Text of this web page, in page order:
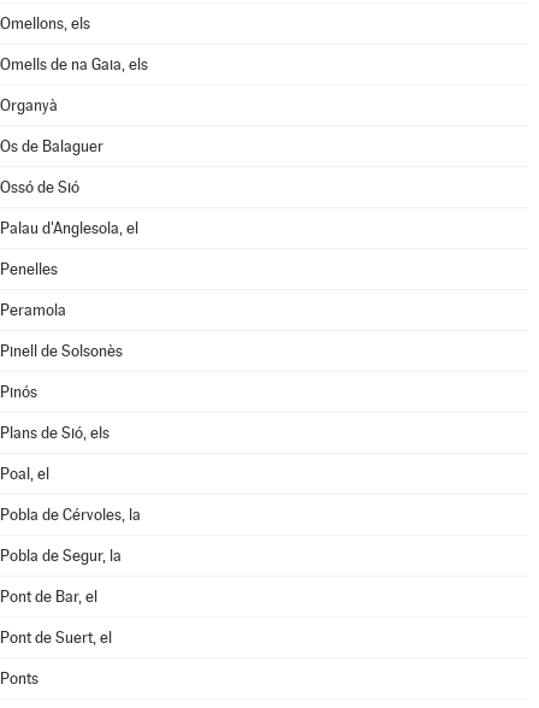
Omellons, els
Omells de na Gaia, els
Organyà
Os de Balaguer
Ossó de Sió
Palau d'Anglesola, el
Penelles
Peramola
Pinell de Solsonès
Pinós
Plans de Sió, els
Poal, el
Pobla de Cérvoles, la
Pobla de Segur, la
Pont de Bar, el
Pont de Suert, el
Ponts